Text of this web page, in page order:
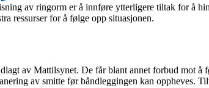
av ringorm er å innføre ytterligere tiltak for å
ressurser for å følge opp situasjonen.
av Mattilsynet. De får blant annet forbud mot å
av smitte før båndleggingen kan oppheves.